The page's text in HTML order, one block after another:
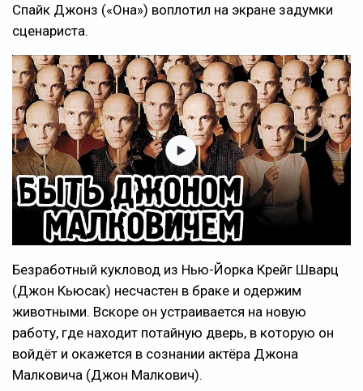
Спайк Джонз («Она») воплотил на экране задумки
сценариста.
Безработный кукловод из Нью-Йорка Крейг Шварц
(Джон Кьюсак) несчастен в браке и одержим
животными. Вскоре он устраивается на новую
работу, где находит потайную дверь, в которую он
войдёт и окажется в сознании актёра Джона
Малковича (Джон Малкович).